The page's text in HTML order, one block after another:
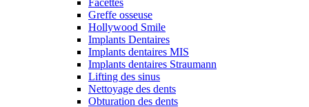
Greffe osseuse
Hollywood Smile
Implants Dentaires
Implants dentaires MIS
Implants dentaires Straumann
Lifting des sinus
Nettoyage des dents
Obturation des dents